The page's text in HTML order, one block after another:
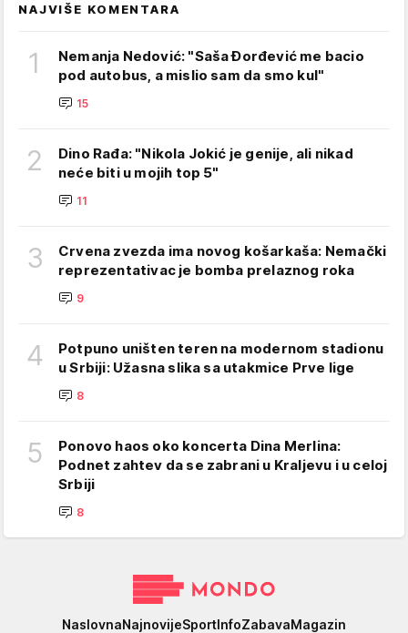
NAJVIŠE KOMENTARA
1
Nemanja Nedović: "Saša Đorđević me bacio
pod autobus, a mislio sam da smo kul"
15
2
Dino Rađa: "Nikola Jokić je genije, ali nikad
neće biti u mojih top 5"
11
3
Crvena zvezda ima novog košarkaša: Nemački
reprezentativac je bomba prelaznog roka
9
4
Potpuno uništen teren na modernom stadionu
u Srbiji: Užasna slika sa utakmice Prve lige
8
5
Ponovo haos oko koncerta Dina Merlina:
Podnet zahtev da se zabrani u Kraljevu i u celoj
Srbiji
8
NaslovnaNajnovijeSportInfoZabavaMagazin